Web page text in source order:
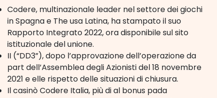
Codere, multinazionale leader nel settore dei giochi
in Spagna e The usa Latina, ha stampato il suo
Rapporto Integrato 2022, ora disponibile sul sito
istituzionale del unione.
II (“DD3”), dopo l’approvazione dell’operazione da
part dell’Assemblea degli Azionisti del 18 novembre
2021 e elle rispetto delle situazioni di chiusura.
Il casinò Codere Italia, più di al bonus pada